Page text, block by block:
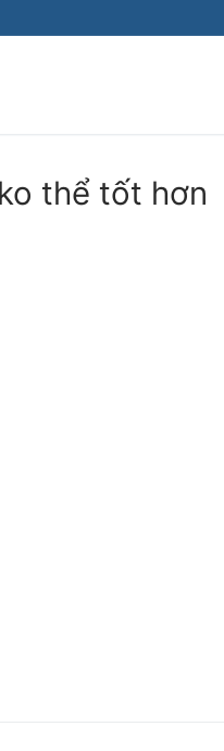
thể tốt hơn